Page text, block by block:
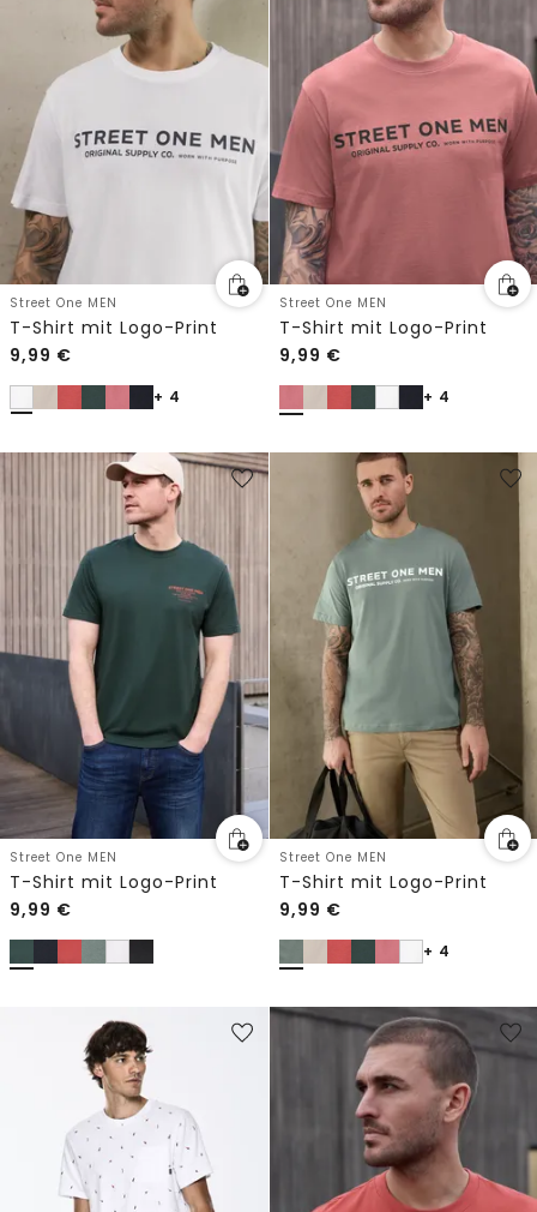
Street One MEN
T-Shirt mit Logo-Print
9,99 €
+ 4
Street One MEN
T-Shirt mit Logo-Print
9,99 €
+ 4
Street One MEN
T-Shirt mit Logo-Print
9,99 €
Street One MEN
T-Shirt mit Logo-Print
9,99 €
+ 4